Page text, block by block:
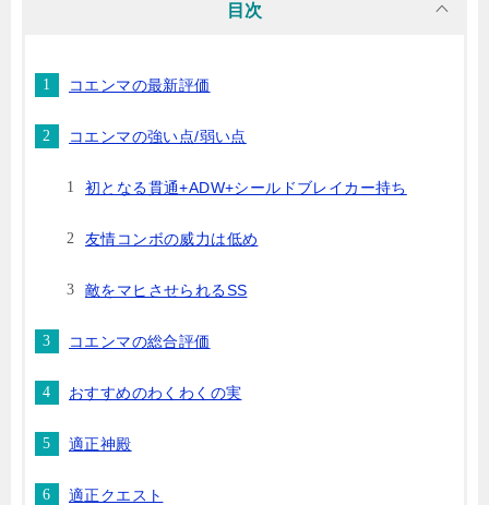
目次
コエンマの最新評価
コエンマの強い点/弱い点
初となる貫通+ADW+シールドブレイカー持ち
友情コンボの威力は低め
敵をマヒさせられるSS
コエンマの総合評価
おすすめのわくわくの実
適正神殿
適正クエスト